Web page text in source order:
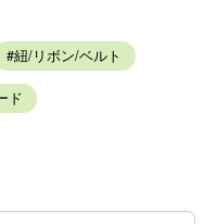
紐/リボン/ベルト
ド